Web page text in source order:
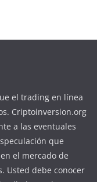
el trading en línea
Criptoinversion.org
a las eventuales
que
el mercado de
Usted debe conocer